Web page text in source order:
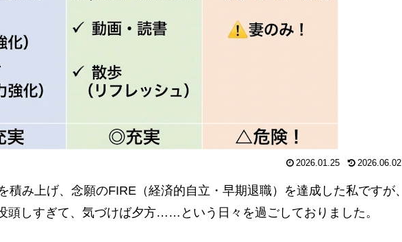
2026.01.25 2026.06.02
積み上げ、念願のFIRE（経済的自立・早期退職）を達成した私ですが、
頭しすぎて、気づけば夕方……という日々を過ごしておりました。